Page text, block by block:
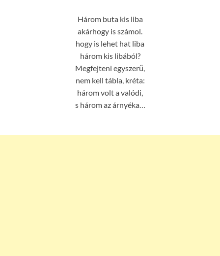
Három buta kis liba
akárhogy is számol.
hogy is lehet hat liba
három kis libából?
Megfejteni egyszerű,
nem kell tábla, kréta:
három volt a valódi,
s három az árnyéka…